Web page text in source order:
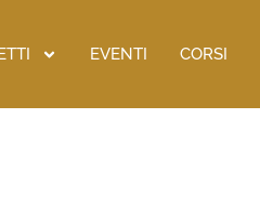
EVENTI CORSI